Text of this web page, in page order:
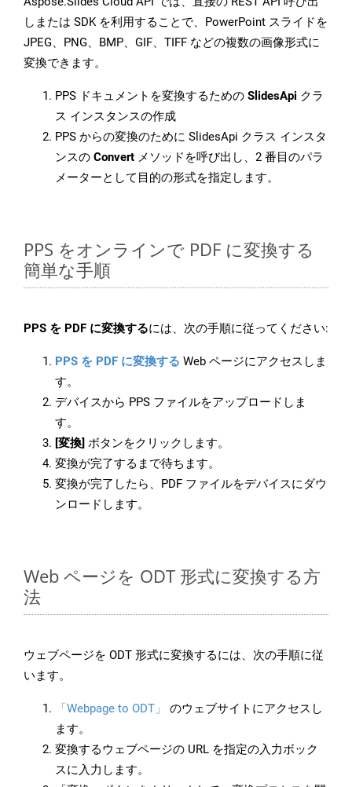
しまたは SDK を利用することで、PowerPoint スライドを
JPEG、PNG、BMP、GIF、TIFF などの複数の画像形式に
変換できます。
PPS ドキュメントを変換するための SlidesApi クラ
ス インスタンスの作成
PPS からの変換のために SlidesApi クラス インスタ
ンスの Convert メソッドを呼び出し、2 番目のパラ
メーターとして目的の形式を指定します。
PPS をオンラインで PDF に変換する
簡単な手順
PPS を PDF に変換するには、次の手順に従ってください:
PPS を PDF に変換する Web ページにアクセスしま
す。
デバイスから PPS ファイルをアップロードしま
す。
[変換] ボタンをクリックします。
変換が完了するまで待ちます。
変換が完了したら、PDF ファイルをデバイスにダウ
ンロードします。
Web ページを ODT 形式に変換する方
法
ウェブページを ODT 形式に変換するには、次の手順に従
います。
「Webpage to ODT」
のウェブサイトにアクセスし
ます。
変換するウェブページの URL を指定の入力ボック
スに入力します。